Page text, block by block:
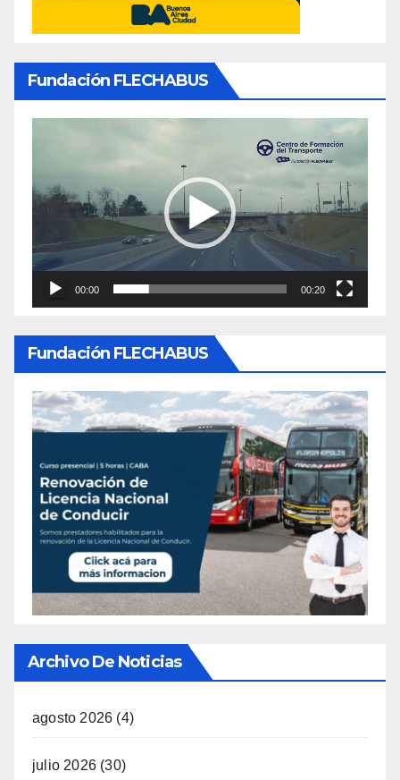
Fundación FLECHABUS
video
00:00 00:20
Fundación FLECHABUS
Archivo De Noticias
agosto 2026 (4)
julio 2026 (30)